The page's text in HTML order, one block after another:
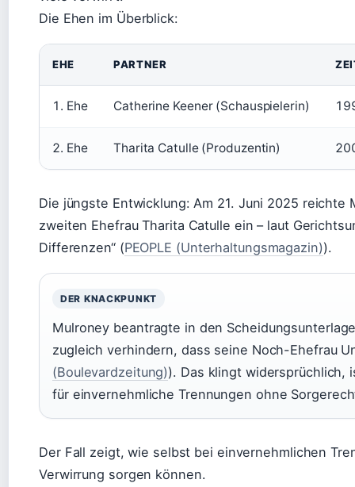
Die Ehen im Überblick:
EHE PARTNER
1. Ehe Catherine Keener (Schauspielerin)
2. Ehe Tharita Catulle (Produzentin)
Die jüngste Entwicklung: Am 21. Juni 2025 reichte
zweiten Ehefrau Tharita Catulle ein – laut
Differenzen“ (PEOPLE (Unterhaltungsmagazin)).
DER KNACKPUNKT
Mulroney beantragte in den
zugleich verhindern, dass seine Noch-Ehefrau
(Boulevardzeitung)). Das klingt widersprüchlich,
für einvernehmliche Trennungen ohne
Der Fall zeigt, wie selbst bei einvernehmlichen
Verwirrung sorgen können.